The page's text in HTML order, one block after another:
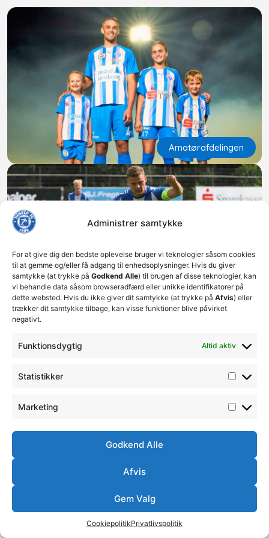
Administrer samtykke
For at give dig den bedste oplevelse bruger vi teknologier såsom cookies
til at gemme og/eller få adgang til enhedsoplysninger. Hvis du giver
samtykke (at trykke på Godkend Alle) til brugen af disse teknologier, kan
vi behandle data såsom browseradfærd eller unikke identifikatorer på
dette websted. Hvis du ikke giver dit samtykke (at trykke på Afvis) eller
trækker dit samtykke tilbage, kan visse funktioner blive påvirket
negativt.
Funktionsdygtig Altid aktiv
Statistikker
Marketing
Godkend Alle
Afvis
Gem Valg
CookiepolitikPrivatlivspolitik
Amatørafdelingen
Elite Herre - 2. Division